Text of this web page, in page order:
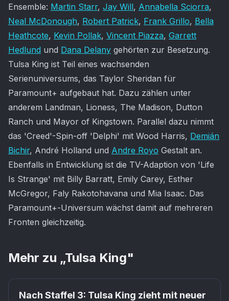
Ensemble: Martin Starr, Jay Will, Annabella Sciorra,
Neal McDonough, Robert Patrick, Frank Grillo, Bella
Heathcote, Kevin Pollak, Vincent Piazza, Garrett
Hedlund und Dana Delany gehörten zur Besetzung.
Tulsa King ist Teil eines wachsenden
Serienuniversums, das Taylor Sheridan für
Paramount+ aufgebaut hat. Dazu zählen unter
anderem Landman, Lioness, The Madison, Dutton
Ranch und Mayor of Kingstown. Parallel dazu nimmt
das 'Creed'-Spin-off 'Delphi' mit Wood Harris, Demián
Bichir, André Holland und Andre Royo Gestalt an.
Ebenfalls in Entwicklung ist die TV-Adaption von 'Life
Is Strange' mit Billy Barratt, Emily Carey, Esther
McGregor, Faly Rakotohavana und Mia Isaac. Das
Paramount+-Universum wächst damit auf mehreren
Fronten gleichzeitig.
Mehr zu „Tulsa King"
Paramount+
Nach Staffel 3: Tulsa King zieht mit neuer